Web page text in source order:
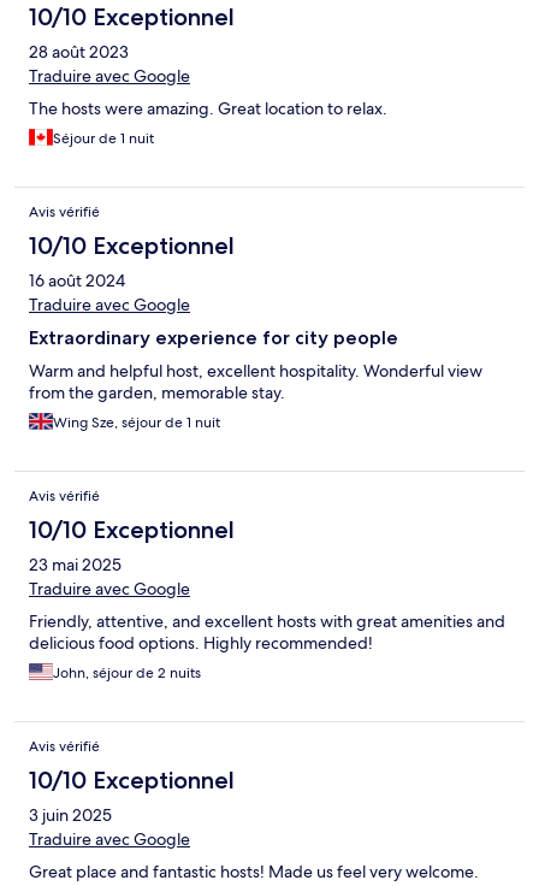
10/10 Exceptionnel
28 août 2023
Traduire avec Google
The hosts were amazing. Great location to relax.
Séjour de 1 nuit
Avis vérifié
10/10 Exceptionnel
16 août 2024
Traduire avec Google
Extraordinary experience for city people
Warm and helpful host, excellent hospitality. Wonderful view
from the garden, memorable stay.
Wing Sze, séjour de 1 nuit
Avis vérifié
10/10 Exceptionnel
23 mai 2025
Traduire avec Google
Friendly, attentive, and excellent hosts with great amenities and
delicious food options. Highly recommended!
John, séjour de 2 nuits
Avis vérifié
10/10 Exceptionnel
3 juin 2025
Traduire avec Google
Great place and fantastic hosts! Made us feel very welcome.